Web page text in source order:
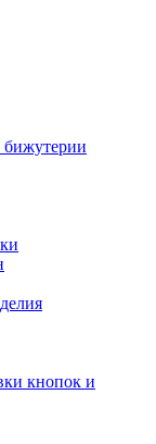
бижутерии
кнопок и